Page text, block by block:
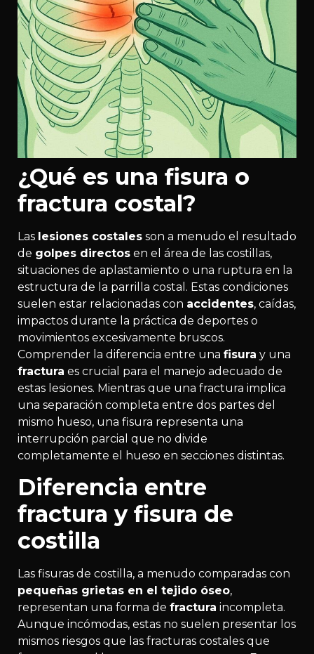
¿Qué es una fisura o
fractura costal?
Las lesiones costales son a menudo el resultado
de golpes directos en el área de las costillas,
situaciones de aplastamiento o una ruptura en la
estructura de la parrilla costal. Estas condiciones
suelen estar relacionadas con accidentes, caídas,
impactos durante la práctica de deportes o
movimientos excesivamente bruscos.
Comprender la diferencia entre una fisura y una
fractura es crucial para el manejo adecuado de
estas lesiones. Mientras que una fractura implica
una separación completa entre dos partes del
mismo hueso, una fisura representa una
interrupción parcial que no divide
completamente el hueso en secciones distintas.
Diferencia entre
fractura y fisura de
costilla
Las fisuras de costilla, a menudo comparadas con
pequeñas grietas en el tejido óseo,
representan una forma de fractura incompleta.
Aunque incómodas, estas no suelen presentar los
mismos riesgos que las fracturas costales que